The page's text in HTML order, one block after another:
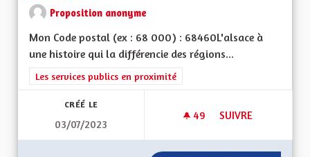
Proposition anonyme
Mon Code postal (ex : 68 000) : 68460L'alsace à
une histoire qui la différencie des régions...
Filtrer les résultats de la catégorie : Les services publics en
Les services publics en proximité
CRÉÉ LE
03/07/2023
49 49 ABONNÉS
SUIVRE